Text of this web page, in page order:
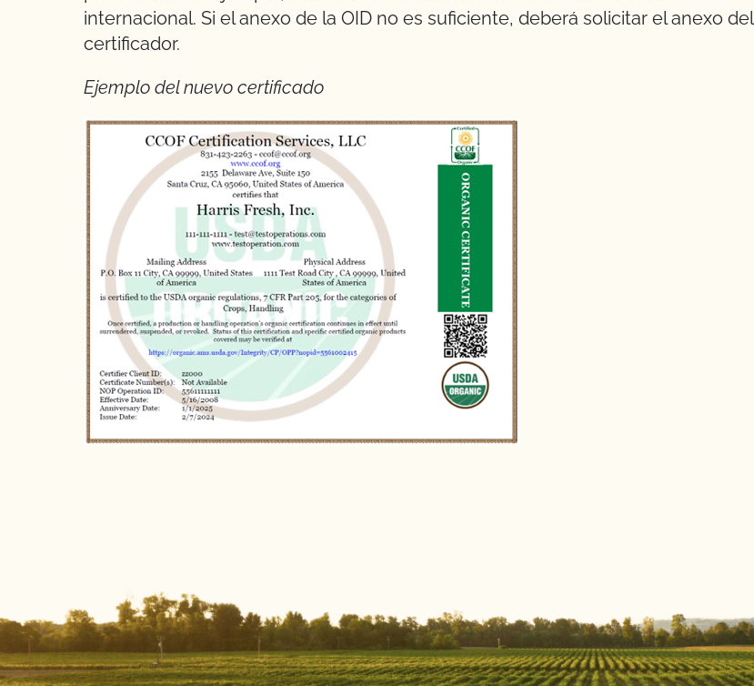
internacional. Si el anexo de la OID no es suficiente, deberá solicitar el anexo del
certificador.
Ejemplo del nuevo certificado